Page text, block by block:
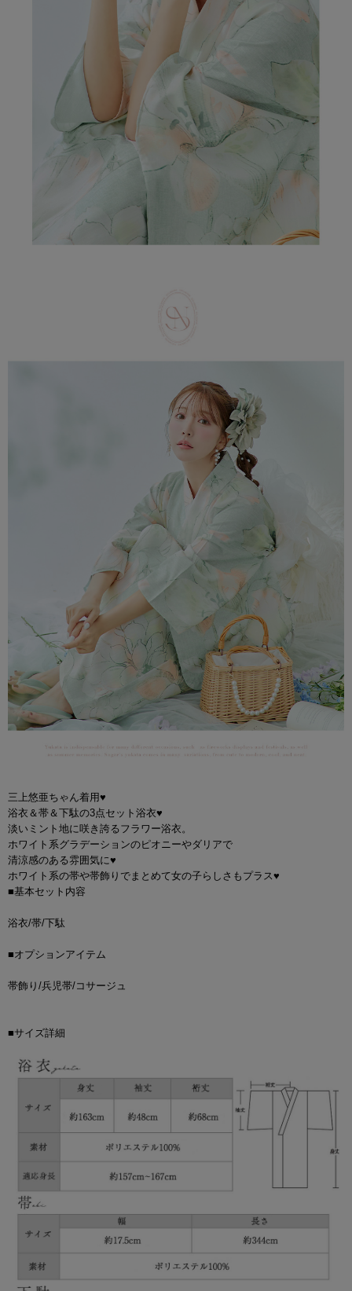
三上悠亜ちゃん着用♥
浴衣＆帯＆下駄の3点セット浴衣♥
淡いミント地に咲き誇るフラワー浴衣。
ホワイト系グラデーションのピオニーやダリアで
清涼感のある雰囲気に♥
ホワイト系の帯や帯飾りでまとめて女の子らしさもプラス♥
■基本セット内容
浴衣/帯/下駄
■オプションアイテム
帯飾り/兵児帯/コサージュ
■サイズ詳細